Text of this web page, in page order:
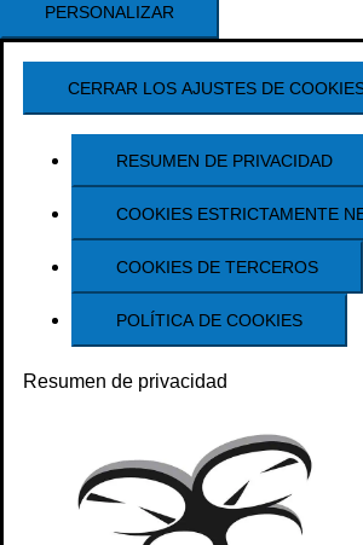
PERSONALIZAR
CERRAR LOS AJUSTES DE
RESUMEN DE PRIVACIDAD
COOKIES ESTRICTAMENTE
COOKIES DE TERCEROS
POLÍTICA DE COOKIES
Resumen de privacidad